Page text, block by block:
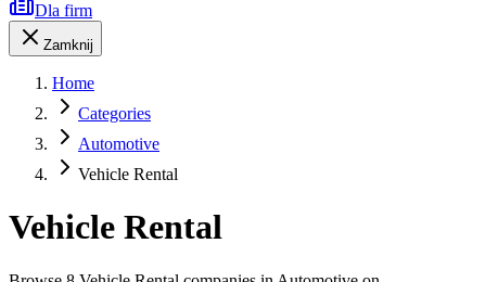
Dla firm
Zamknij
Home
Categories
Automotive
Vehicle Rental
Vehicle Rental